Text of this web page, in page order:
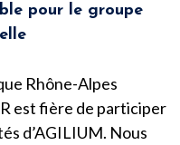
pour le groupe
Rhône-Alpes
est fière de participer
d’AGILIUM. Nous